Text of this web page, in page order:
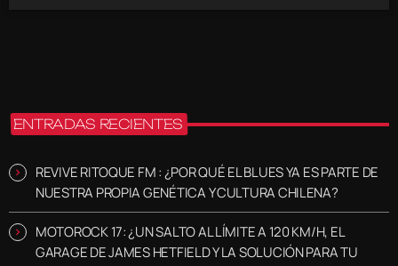
ENTRADAS RECIENTES
REVIVE RITOQUE FM : ¿POR QUÉ EL BLUES YA ES PARTE DE
NUESTRA PROPIA GENÉTICA Y CULTURA CHILENA?
MOTOROCK 17: ¿UN SALTO AL LÍMITE A 120 KM/H, EL
GARAGE DE JAMES HETFIELD Y LA SOLUCIÓN PARA TU